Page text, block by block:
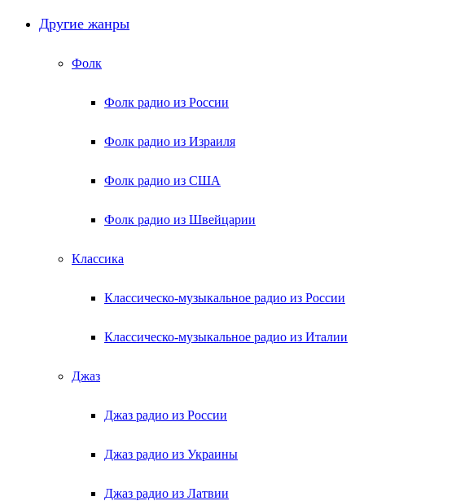
Другие жанры
Фолк
Фолк радио из России
Фолк радио из Израиля
Фолк радио из США
Фолк радио из Швейцарии
Классика
Классическо-музыкальное радио из России
Классическо-музыкальное радио из Италии
Джаз
Джаз радио из России
Джаз радио из Украины
Джаз радио из Латвии